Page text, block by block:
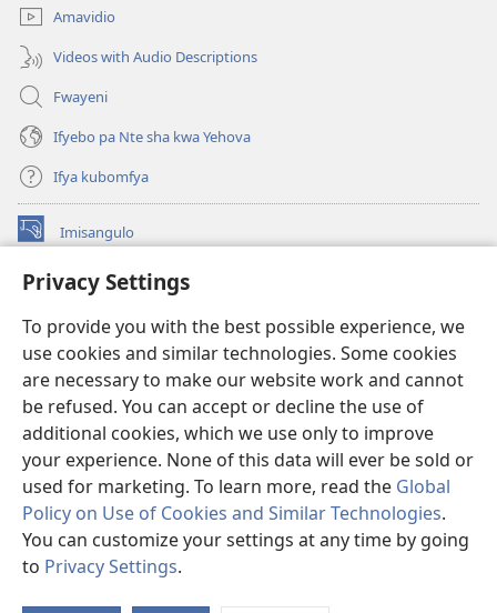
Privacy Settings
To provide you with the best possible experience, we
use cookies and similar technologies. Some cookies
are necessary to make our website work and cannot
be refused. You can accept or decline the use of
additional cookies, which we use only to improve
your experience. None of this data will ever be sold or
used for marketing. To learn more, read the Global
Policy on Use of Cookies and Similar Technologies.
You can customize your settings at any time by going
to Privacy Settings.
Amavidio
Videos with Audio Descriptions
Fwayeni
Ifyebo pa Nte sha kwa Yehova
Ifya kubomfya
Imisangulo
(yalaisula
imbi) Watchtower LAIBRARE YA PA INTANETI™
na
imbi)
JW Hub ®
(yalaisula
na
imbi)
App
Watchtower Library
Copyright© 2026 Watch Tower Bible and Tract Society of Pennsylvania.
IFYO MUFWILE UKUKONKA